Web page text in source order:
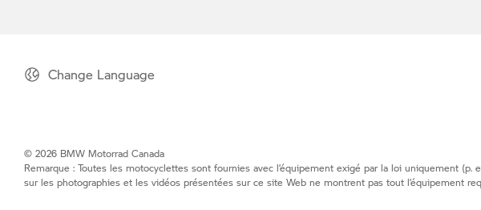
Change Language
© 2026 BMW Motorrad Canada
Remarque : Toutes les motocyclettes sont fournies avec l’équipement exigé par la loi uniquement
sur les photographies et les vidéos présentées sur ce site Web ne montrent pas tout l’équipement